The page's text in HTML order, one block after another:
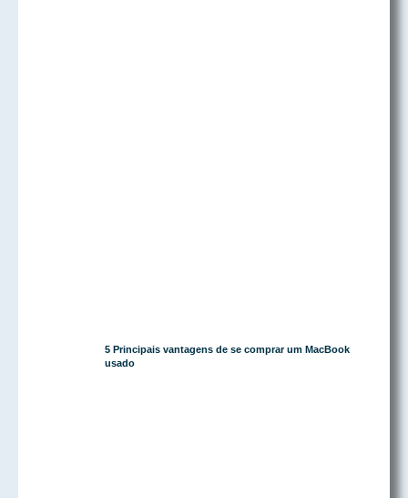
5 Principais vantagens de se comprar um MacBook
usado